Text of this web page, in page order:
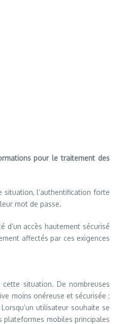
pour le traitement des
situation, l’authentification forte
mot de passe.
accès hautement sécurisé
affectés par ces exigences
situation. De nombreuses
moins onéreuse et sécurisée :
utilisateur souhaite se
plateformes mobiles principales